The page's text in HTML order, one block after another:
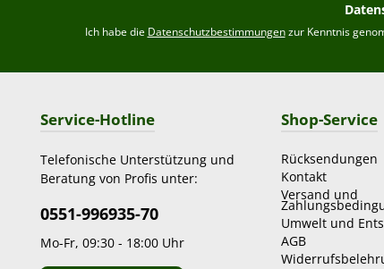
Ich habe die Datenschutzbestimmungenzur Kenntnis
Service-Hotline
Telefonische Unterstützung und
Beratung von Profis unter:
0551-996935-70
Mo-Fr, 09:30 - 18:00 Uhr
Shop-Service
Rücksendungen
Kontakt
Versand und
Umwelt und
AGB